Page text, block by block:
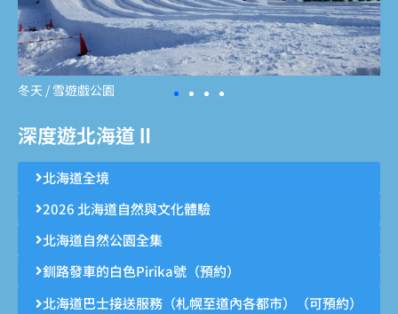
冬天 / 雪遊戲公園
深度遊北海道Ⅱ
北海道全境
2026 北海道自然與文化體驗
北海道自然公園全集
釧路發車的白色Pirika號（預約）
北海道巴士接送服務（札幌至道內各都市）（可預約）